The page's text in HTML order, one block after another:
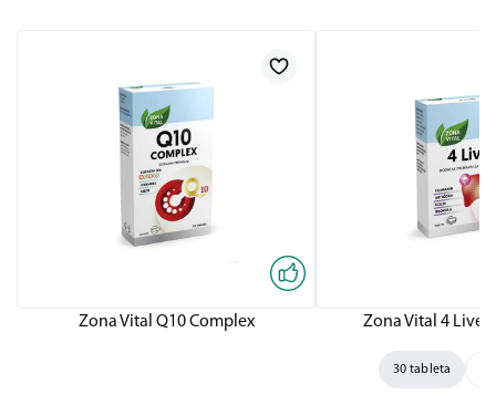
Zona Vital Q10 Complex Zona Vital 4
30 tableta